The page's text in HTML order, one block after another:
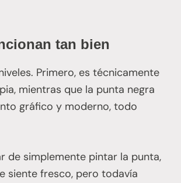
tan bien
Primero, es técnicamente
mientras que la punta negra
gráfico y moderno, todo
de simplemente pintar la punta,
siente fresco, pero todavía